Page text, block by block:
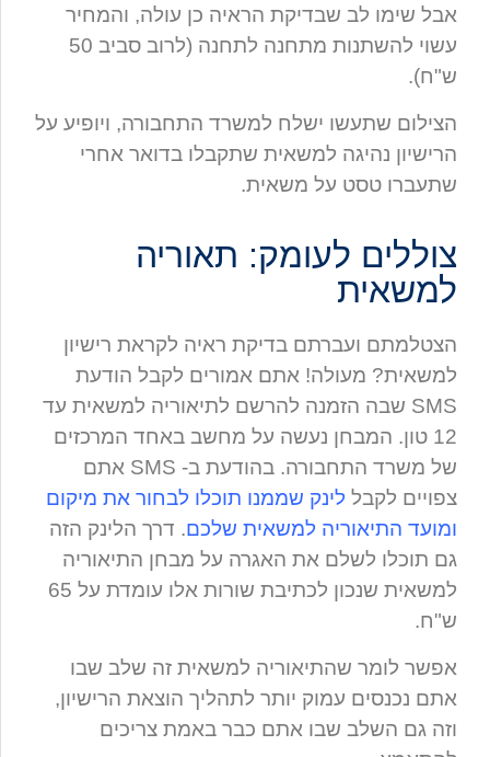
אבל שימו לב שבדיקת הראיה כן עולה, והמחיר
עשוי להשתנות מתחנה לתחנה (לרוב סביב 50
ש"ח).
הצילום שתעשו ישלח למשרד התחבורה, ויופיע על
הרישיון נהיגה למשאית שתקבלו בדואר אחרי
שתעברו טסט על משאית.
צוללים לעומק: תאוריה
למשאית
הצטלמתם ועברתם בדיקת ראיה לקראת רישיון
למשאית? מעולה! אתם אמורים לקבל הודעת
SMS שבה הזמנה להרשם לתיאוריה למשאית עד
12 טון. המבחן נעשה על מחשב באחד המרכזים
של משרד התחבורה. בהודעת ב- SMS אתם
צפויים לקבל לינק שממנו תוכלו לבחור את מיקום
ומועד התיאוריה למשאית שלכם. דרך הלינק הזה
גם תוכלו לשלם את האגרה על מבחן התיאוריה
למשאית שנכון לכתיבת שורות אלו עומדת על 65
ש"ח.
אפשר לומר שהתיאוריה למשאית זה שלב שבו
אתם נכנסים עמוק יותר לתהליך הוצאת הרישיון,
וזה גם השלב שבו אתם כבר באמת צריכים